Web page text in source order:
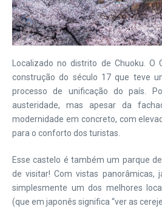
Localizado no distrito de Chuoku. O
construção do século 17 que teve
processo de unificação do país.
austeridade, mas apesar da
modernidade em concreto, com
para o conforto dos turistas.
Esse castelo é também um parque
de visitar! Com vistas panorâmicas,
simplesmente um dos melhores
(que em japonês significa “ver as